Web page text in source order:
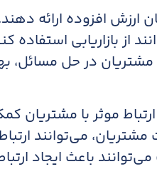
ارزش افزوده ارائه دهند.
از بازاریابی استفاده
مشتریان در حل مسائل،
موثر با مشتریان
می‌توانند
باعث ایجاد